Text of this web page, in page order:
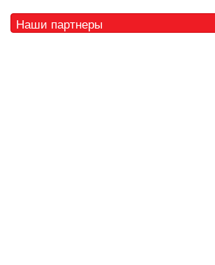
Наши партнеры